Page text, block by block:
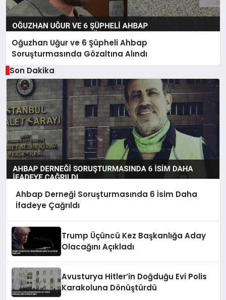
Oğuzhan Uğur ve 6 Şüpheli Ahbap
Soruşturmasında Gözaltına Alındı
Son Dakika
Ahbap Derneği Soruşturmasında 6 İsim Daha
İfadeye Çağrıldı
Trump Üçüncü Kez Başkanlığa Aday
Olacağını Açıkladı
Avusturya Hitler’in Doğduğu Evi Polis
Karakoluna Dönüştürdü